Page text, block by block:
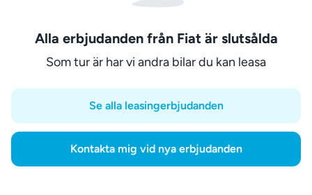
Alla erbjudanden från Fiat är slutsålda
Som tur är har vi andra bilar du kan leasa
Se alla leasingerbjudanden
Kontakta mig vid nya erbjudanden